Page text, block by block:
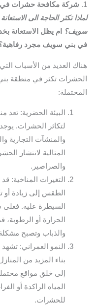
1.
شركة مكافحة حشرات
لماذا تكثر الحاجة الى
سويف؟
ام يظل الاستعانة
في بني سويف مجرد
هناك العديد من الأسباب
الحشرات تكثر في منطقة
المحتملة:
البيئة الحضرية: تعد
لتكاثر الحشرات.
والمنشآت التجارية
المثالية لانتشار
والصراصير.
التغيرات المناخية:
الطقس إلى زيادة
السيطرة عليه. فعلى
الحرارة أو
والذباب وتصبح
النمو العمراني:
بناء المزيد من
إلى خلق مواقع
المياه الراكدة أو
للحشرات.